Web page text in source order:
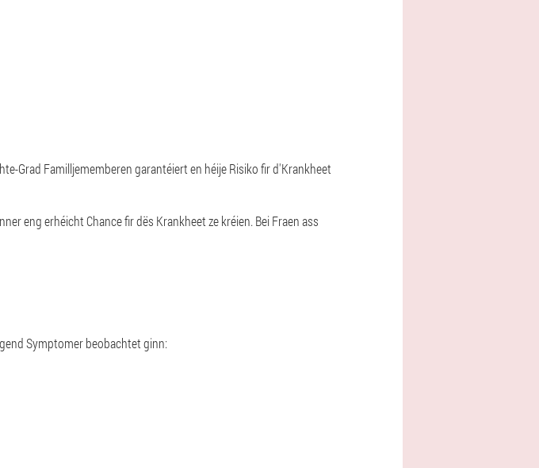
Grad Familljememberen garantéiert en héije Risiko fir d'Krankheet
eng erhéicht Chance fir dës Krankheet ze kréien. Bei Fraen ass
Symptomer beobachtet ginn: